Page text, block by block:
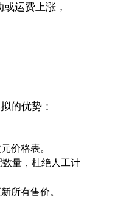
运费上涨，
的优势：
价格表。
量，杜绝人工计
所有售价。